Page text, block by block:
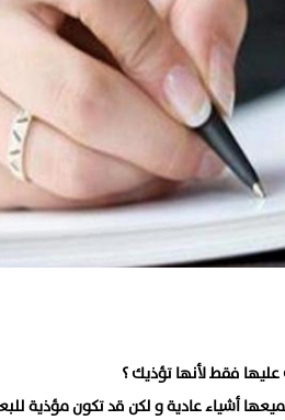
فقط لأنها تؤذيك ؟
أشياء عادية و لكن قد تكون مؤذية